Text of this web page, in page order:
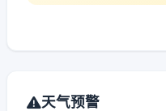
天气预警